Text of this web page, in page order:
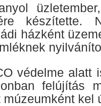
készítette.
házként
védelme alatt
felújítás
kel